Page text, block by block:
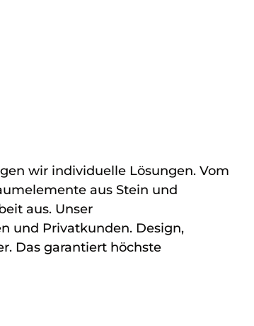
wir individuelle Lösungen. Vom
aus Stein und
aus. Unser
und Privatkunden. Design,
Das garantiert höchste